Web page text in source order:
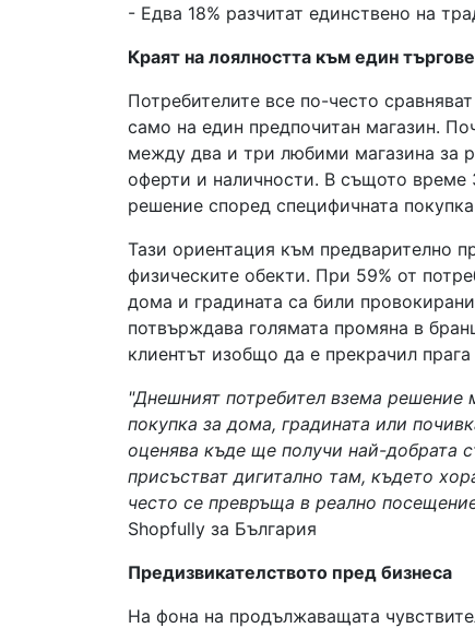
- Едва 18% разчитат единствено на
Краят на лоялността към един
Потребителите все по-често
само на един предпочитан магазин.
между два и три любими магазина за
оферти и наличности. В същото време
решение според специфичната
Тази ориентация към предварително
физическите обекти. При 59% от
дома и градината са били
потвърждава голямата промяна в
клиентът изобщо да е прекрачил прага
"Днешният потребител взема решение
покупка за дома, градината или
оценява къде ще получи най-добрата
присъстват дигитално там, където
често се превръща в реално
Shopfully за България
Предизвикателството пред бизнеса
На фона на продължаващата